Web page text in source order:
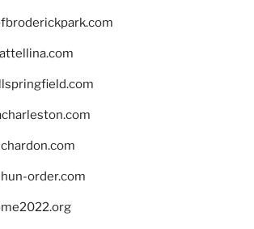
order.com